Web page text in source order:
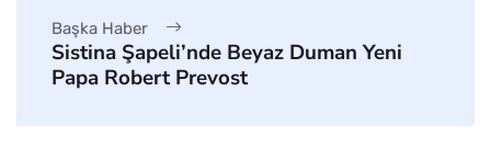
Başka Haber
Sistina Şapeli’nde Beyaz Duman Yeni
Papa Robert Prevost